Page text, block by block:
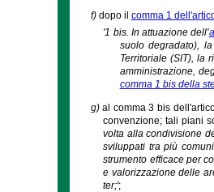
f) dopo il comma 1
'1 bis. In attuazione dell'
suolo degradato),
Territoriale (SIT), la
amministrazione,
comma 1 bis della
g)al comma 3 bis
convenzione; tali piani
volta alla condivisione
sviluppati tra più
strumento efficace per
e valorizzazione delle
ter;';